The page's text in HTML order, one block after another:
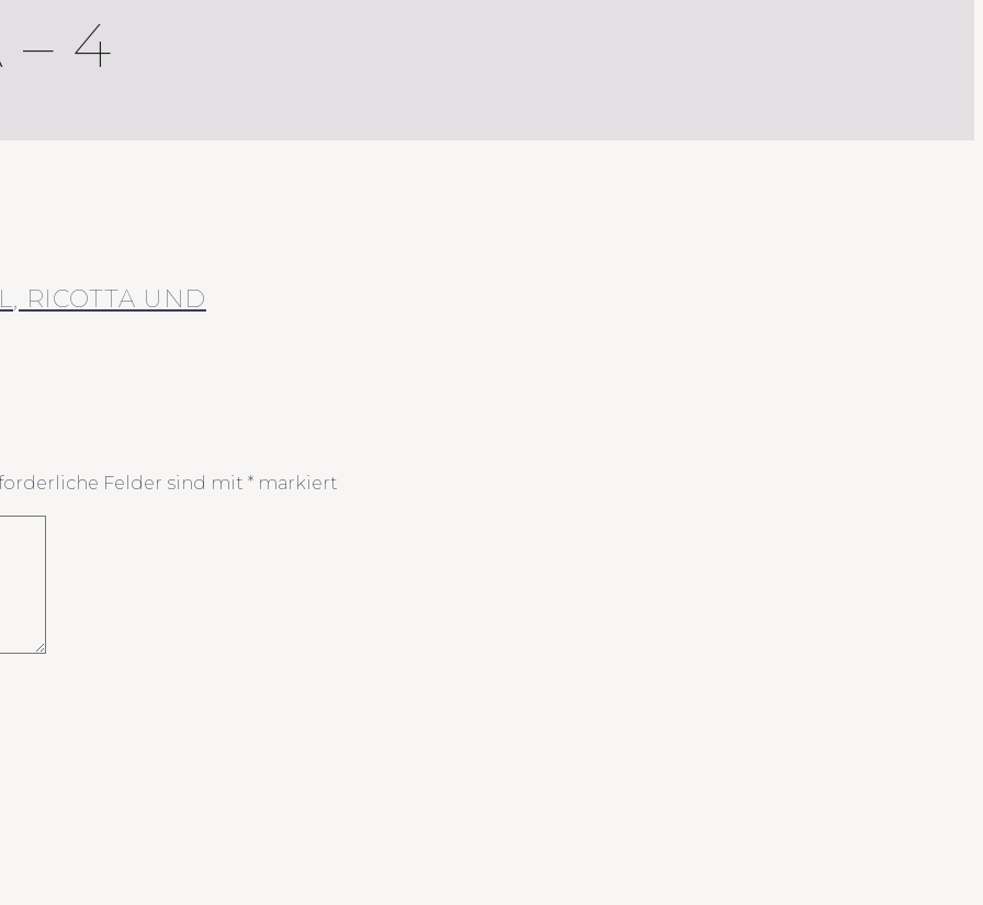
– 4
RICOTTA UND
Felder sind mit * markiert